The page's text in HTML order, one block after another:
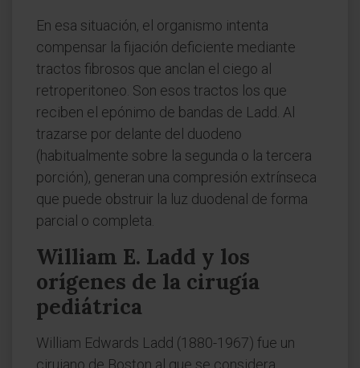
En esa situación, el organismo intenta
compensar la fijación deficiente mediante
tractos fibrosos que anclan el ciego al
retroperitoneo. Son esos tractos los que
reciben el epónimo de bandas de Ladd. Al
trazarse por delante del duodeno
(habitualmente sobre la segunda o la tercera
porción), generan una compresión extrínseca
que puede obstruir la luz duodenal de forma
parcial o completa.
William E. Ladd y los
orígenes de la cirugía
pediátrica
William Edwards Ladd (1880-1967) fue un
cirujano de Boston al que se considera